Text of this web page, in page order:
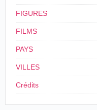
FIGURES
FILMS
PAYS
VILLES
Crédits